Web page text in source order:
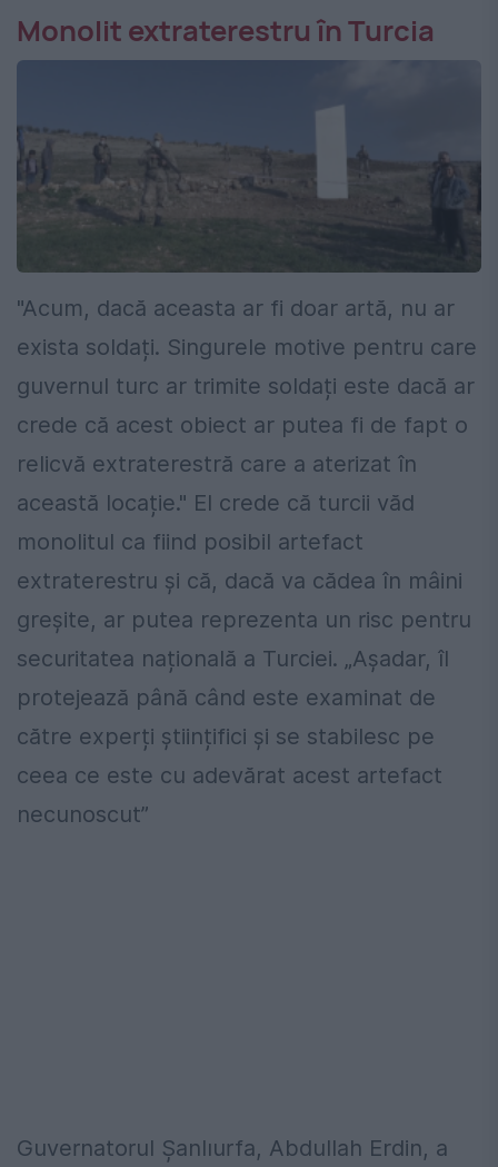
Monolit extraterestru în Turcia
"Acum, dacă aceasta ar fi doar artă, nu ar
exista soldați. Singurele motive pentru care
guvernul turc ar trimite soldați este dacă ar
crede că acest obiect ar putea fi de fapt o
relicvă extraterestră care a aterizat în
această locație." El crede că turcii văd
monolitul ca fiind posibil artefact
extraterestru și că, dacă va cădea în mâini
greșite, ar putea reprezenta un risc pentru
securitatea națională a Turciei. „Așadar, îl
protejează până când este examinat de
către experți științifici și se stabilesc pe
ceea ce este cu adevărat acest artefact
necunoscut”
Guvernatorul Șanlıurfa, Abdullah Erdin, a